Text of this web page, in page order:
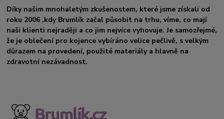
Díky našim mnohaletým zkušenostem, které jsme získali od
roku 2006 ,kdy Brumlík začal působit na trhu, víme, co mají
naši klienti nejraději a co jim nejvíce vyhovuje. Je samozřejmé,
že je oblečení pro kojence vybíráno velice pečlivě, s velkým
důrazem na provedení, použité materiály a hlavně na
zdravotní nezávadnost.